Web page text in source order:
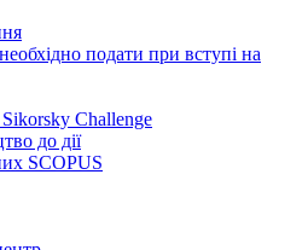
подати при вступі на
Challenge
до дії
SCOPUS